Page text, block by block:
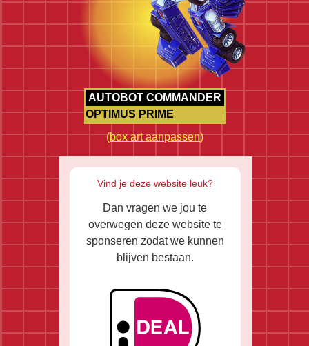
AUTOBOT COMMANDER
OPTIMUS PRIME
(box art aanpassen)
Vind je deze website leuk?
Dan vragen we jou te
overwegen deze website te
sponseren zodat we kunnen
blijven bestaan.